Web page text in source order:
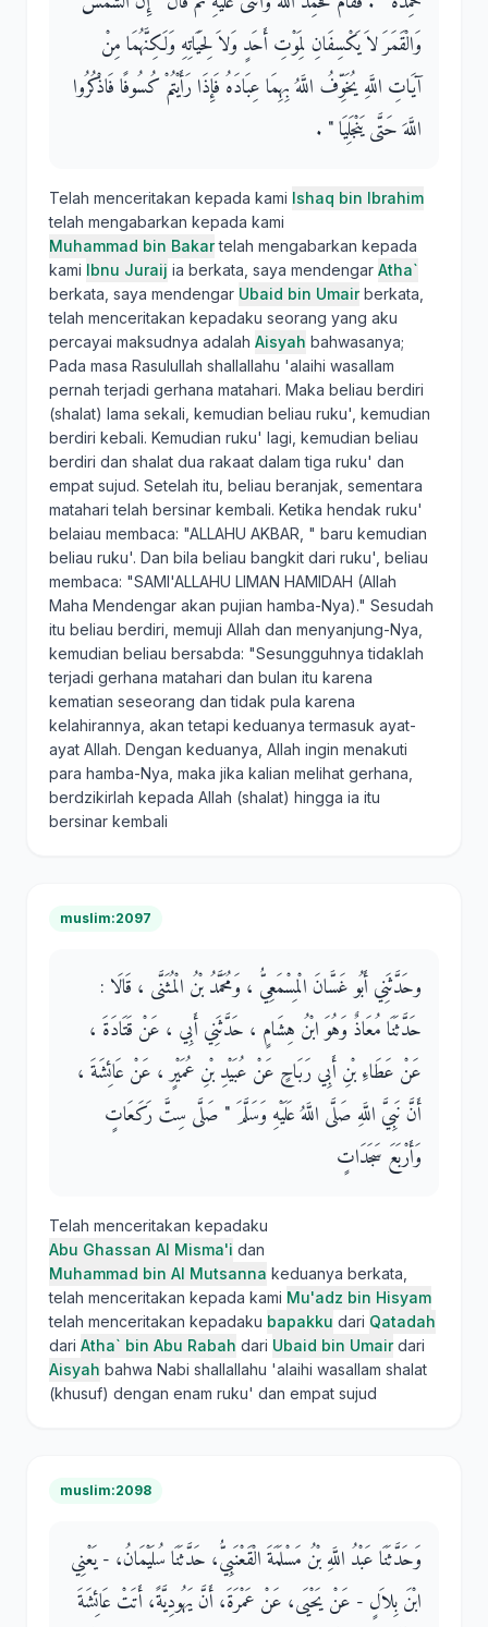
وَالْقَمَرَ لاَ يَكْسِفَانِ لِمَوْتِ أَحَدٍ وَلاَ لِحَيَاتِهِ وَلَكِنَّهُمَا مِنْ
آيَاتِ اللَّهِ يُخَوِّفُ اللَّهُ بِهِمَا عِبَادَهُ فَإِذَا رَأَيْتُمْ كُسُوفًا فَاذْكُرُوا
اللَّهَ حَتَّى يَنْجَلِيَا ‏"‏ ‏.‏
Telah menceritakan kepada kami Ishaq bin Ibrahim
telah mengabarkan kepada kami
Muhammad bin Bakartelah mengabarkan kepada
kami Ibnu Juraij ia berkata, saya mendengar Atha`
berkata, saya mendengar Ubaid bin Umairberkata,
telah menceritakan kepadaku seorang yang aku
percayai maksudnya adalah Aisyah bahwasanya;
Pada masa Rasulullah shallallahu 'alaihi wasallam
pernah terjadi gerhana matahari. Maka beliau berdiri
(shalat) lama sekali, kemudian beliau ruku', kemudian
berdiri kebali. Kemudian ruku' lagi, kemudian beliau
berdiri dan shalat dua rakaat dalam tiga ruku' dan
empat sujud. Setelah itu, beliau beranjak, sementara
matahari telah bersinar kembali. Ketika hendak ruku'
belaiau membaca: "ALLAHU AKBAR, " baru kemudian
beliau ruku'. Dan bila beliau bangkit dari ruku', beliau
membaca: "SAMI'ALLAHU LIMAN HAMIDAH (Allah
Maha Mendengar akan pujian hamba-Nya)." Sesudah
itu beliau berdiri, memuji Allah dan menyanjung-Nya,
kemudian beliau bersabda: "Sesungguhnya tidaklah
terjadi gerhana matahari dan bulan itu karena
kematian seseorang dan tidak pula karena
kelahirannya, akan tetapi keduanya termasuk ayat-
ayat Allah. Dengan keduanya, Allah ingin menakuti
para hamba-Nya, maka jika kalian melihat gerhana,
berdzikirlah kepada Allah (shalat) hingga ia itu
bersinar kembali
muslim:2097
وحَدَّثَنِي أَبُو غَسَّانَ الْمِسْمَعِيُّ ، وَمُحَمَّدُ بْنُ الْمُثَنَّى ، قَالَا :
حَدَّثَنَا مُعَاذٌ وَهُوَ ابْنُ هِشَامٍ ، حَدَّثَنِي أَبِي ، عَنْ قَتَادَةَ ،
عَنْ عَطَاءِ بْنِ أَبِي رَبَاحٍ عَنْ عُبَيْدِ بْنِ عُمَيْرٍ ، عَنْ عَائِشَةَ ،
أَنَّ نَبِيَّ اللَّهِ صَلَّى اللَّهُ عَلَيْهِ وَسَلَّمَ " صَلَّى سِتَّ رَكَعَاتٍ
وَأَرْبَعَ سَجَدَاتٍ
Telah menceritakan kepadaku
Abu Ghassan Al Misma'i dan
Muhammad bin Al Mutsanna keduanya berkata,
telah menceritakan kepada kami Mu'adz bin Hisyam
telah menceritakan kepadaku bapakku dari Qatadah
dari Atha` bin Abu Rabah dari Ubaid bin Umairdari
Aisyah bahwa Nabi shallallahu 'alaihi wasallam shalat
(khusuf) dengan enam ruku' dan empat sujud
muslim:2098
وَحَدَّثَنَا عَبْدُ اللَّهِ بْنُ مَسْلَمَةَ الْقَعْنَبِيُّ، حَدَّثَنَا سُلَيْمَانُ، - يَعْنِي
ابْنَ بِلاَلٍ - عَنْ يَحْيَى، عَنْ عَمْرَةَ، أَنَّ يَهُودِيَّةً، أَتَتْ عَائِشَةَ